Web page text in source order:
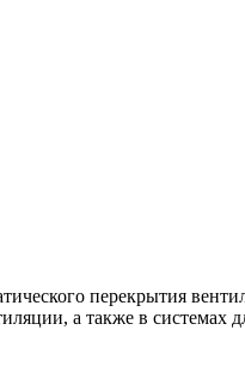
перекрытия
а также в системах